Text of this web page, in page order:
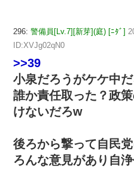
296: 警備員[Lv.7][新芽](庭) [ﾆﾀﾞ]
ID:XVJg02qN0
>>39
小泉だろうがケケ中
誰か責任取った？政
けないだろw
後ろから撃って自民
ろんな意見があり自